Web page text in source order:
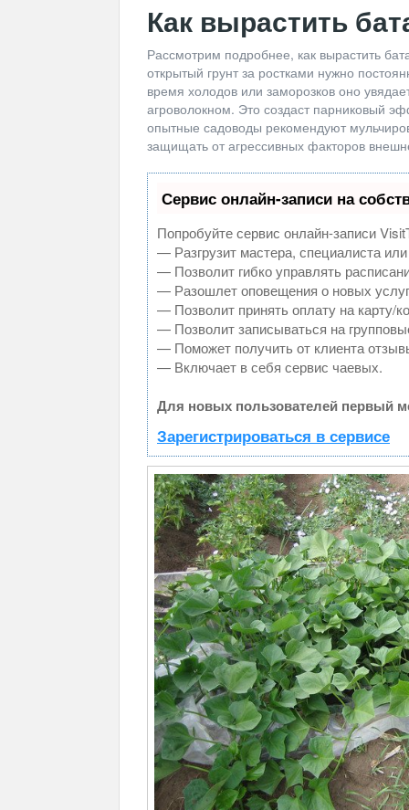
Как вырастить
Рассмотрим подробнее, как вырастить
открытый грунт за ростками нужно
время холодов или заморозков оно
агроволокном. Это создаст парниковый
опытные садоводы рекомендуют
защищать от агрессивных факторов
Сервис онлайн-записи на
Попробуйте сервис онлайн-записи
— Разгрузит мастера, специалиста
— Позволит гибко управлять
— Разошлет оповещения о новых
— Позволит принять оплату на карту/
— Позволит записываться на
— Поможет получить от клиента
— Включает в себя сервис чаевых.
Для новых пользователей первый
Зарегистрироваться в сервисе